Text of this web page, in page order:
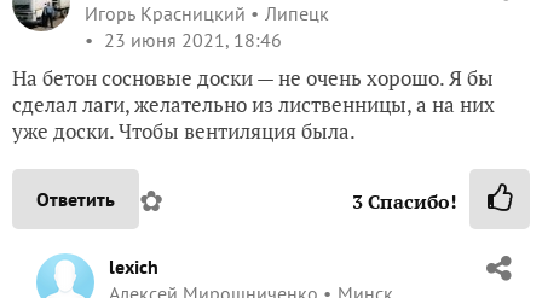
Игорь Красницкий
Липецк
23 июня 2021, 18:46
На бетон сосновые доски — не очень хорошо. Я бы
сделал лаги, желательно из лиственницы, а на них
уже доски. Чтобы вентиляция была.
Ответить ✿ 3Спасибо!
lexich
Алексей Мирошниченко
Минск